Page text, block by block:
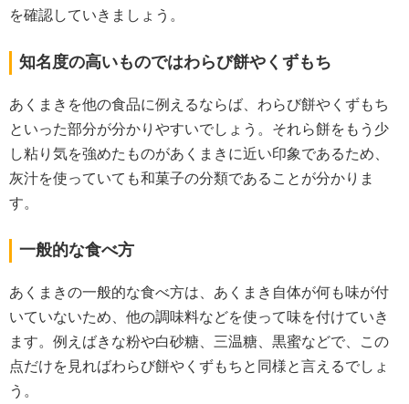
を確認していきましょう。
知名度の高いものではわらび餅やくずもち
あくまきを他の食品に例えるならば、わらび餅やくずもち
といった部分が分かりやすいでしょう。それら餅をもう少
し粘り気を強めたものがあくまきに近い印象であるため、
灰汁を使っていても和菓子の分類であることが分かりま
す。
一般的な食べ方
あくまきの一般的な食べ方は、あくまき自体が何も味が付
いていないため、他の調味料などを使って味を付けていき
ます。例えばきな粉や白砂糖、三温糖、黒蜜などで、この
点だけを見ればわらび餅やくずもちと同様と言えるでしょ
う。